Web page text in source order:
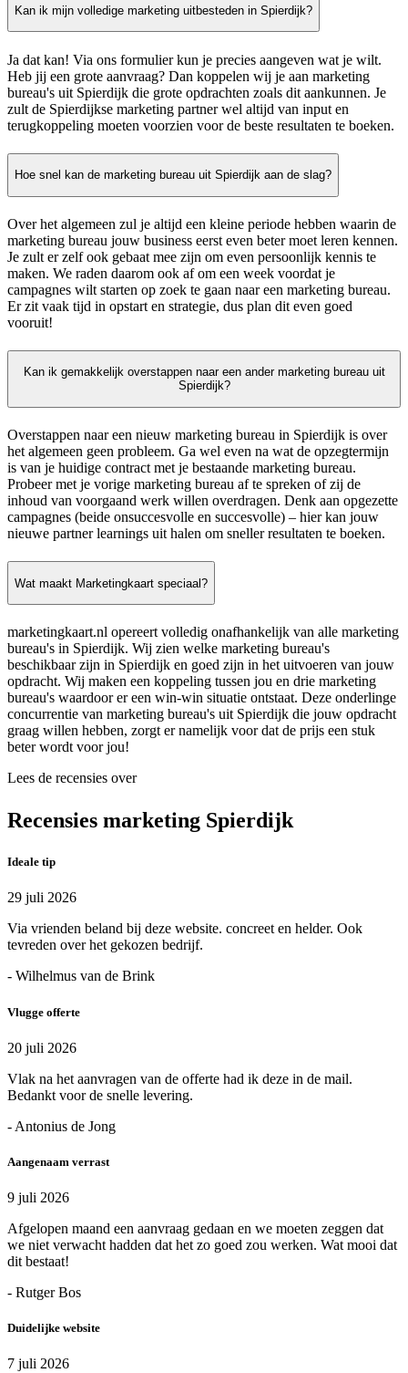
Kan ik mijn volledige marketing uitbesteden in Spierdijk?
Ja dat kan! Via ons formulier kun je precies aangeven wat je wilt.
Heb jij een grote aanvraag? Dan koppelen wij je aan marketing
bureau's uit Spierdijk die grote opdrachten zoals dit aankunnen. Je
zult de Spierdijkse marketing partner wel altijd van input en
terugkoppeling moeten voorzien voor de beste resultaten te boeken.
Hoe snel kan de marketing bureau uit Spierdijk aan de slag?
Over het algemeen zul je altijd een kleine periode hebben waarin de
marketing bureau jouw business eerst even beter moet leren kennen.
Je zult er zelf ook gebaat mee zijn om even persoonlijk kennis te
maken. We raden daarom ook af om een week voordat je
campagnes wilt starten op zoek te gaan naar een marketing bureau.
Er zit vaak tijd in opstart en strategie, dus plan dit even goed
vooruit!
Kan ik gemakkelijk overstappen naar een ander marketing bureau uit
Spierdijk?
Overstappen naar een nieuw marketing bureau in Spierdijk is over
het algemeen geen probleem. Ga wel even na wat de opzegtermijn
is van je huidige contract met je bestaande marketing bureau.
Probeer met je vorige marketing bureau af te spreken of zij de
inhoud van voorgaand werk willen overdragen. Denk aan opgezette
campagnes (beide onsuccesvolle en succesvolle) – hier kan jouw
nieuwe partner learnings uit halen om sneller resultaten te boeken.
Wat maakt Marketingkaart speciaal?
marketingkaart.nl opereert volledig onafhankelijk van alle marketing
bureau's in Spierdijk. Wij zien welke marketing bureau's
beschikbaar zijn in Spierdijk en goed zijn in het uitvoeren van jouw
opdracht. Wij maken een koppeling tussen jou en drie marketing
bureau's waardoor er een win-win situatie ontstaat. Deze onderlinge
concurrentie van marketing bureau's uit Spierdijk die jouw opdracht
graag willen hebben, zorgt er namelijk voor dat de prijs een stuk
beter wordt voor jou!
Lees de recensies over
Recensies marketing Spierdijk
Ideale tip
29 juli 2026
Via vrienden beland bij deze website. concreet en helder. Ook
tevreden over het gekozen bedrijf.
- Wilhelmus van de Brink
Vlugge offerte
20 juli 2026
Vlak na het aanvragen van de offerte had ik deze in de mail.
Bedankt voor de snelle levering.
- Antonius de Jong
Aangenaam verrast
9 juli 2026
Afgelopen maand een aanvraag gedaan en we moeten zeggen dat
we niet verwacht hadden dat het zo goed zou werken. Wat mooi dat
dit bestaat!
- Rutger Bos
Duidelijke website
7 juli 2026